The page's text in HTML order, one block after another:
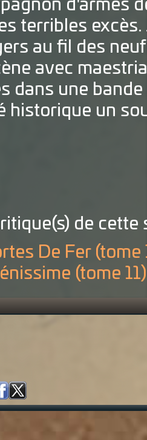
d'armes
terribles
au fil des
avec
dans une
historique un
de cette
De Fer (tome
(tome 11)